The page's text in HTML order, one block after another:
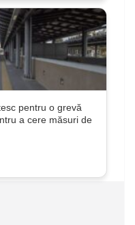
pentru o grevă
a cere măsuri de